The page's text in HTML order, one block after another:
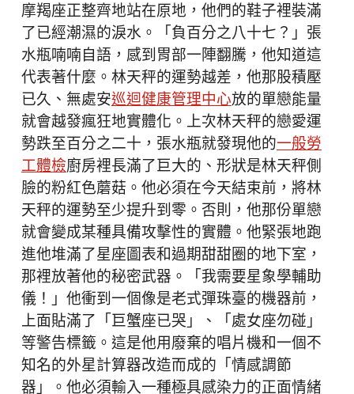
摩羯座正整齊地站在原地，他們的鞋子裡裝滿
了已經潮濕的淚水。「負百分之八十七？」張
水瓶喃喃自語，感到胃部一陣翻騰，他知道這
代表著什麼。林天秤的運勢越差，他那股積壓
已久、無處安巡迴健康管理中心放的單戀能量
就會越發瘋狂地實體化。上次林天秤的戀愛運
勢跌至百分之二十，張水瓶就發現他的一般勞
工體檢廚房裡長滿了巨大的、形狀是林天秤側
臉的粉紅色蘑菇。他必須在今天結束前，將林
天秤的運勢至少提升到零。否則，他那份單戀
就會變成某種具備攻擊性的實體。他緊張地跑
進他堆滿了星座圖表和過期甜甜圈的地下室，
那裡放著他的秘密武器。「我需要星象學輔助
儀！」他衝到一個像是老式彈珠臺的機器前，
上面貼滿了「巨蟹座已哭」、「處女座勿碰」
等警告標籤。這是他用廢棄的唱片機和一個不
知名的外星計算器改造而成的「情感調節
器」。他必須輸入一種極具感染力的正面情緒